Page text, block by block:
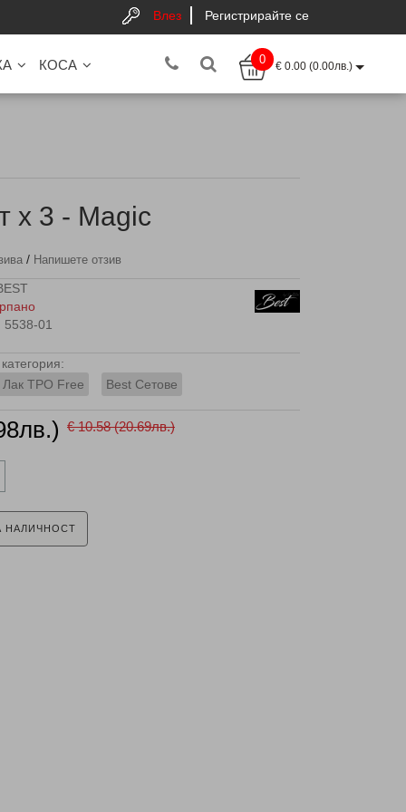
Влез Регистрирайте се
КОСА 0
€ 0.00 (0.00лв.)
x 3 - Magic
/ Напишете отзив
5538-01
Лак TPO Free Best Сетове
€ 10.58 (20.69лв.)
НАЛИЧНОСТ